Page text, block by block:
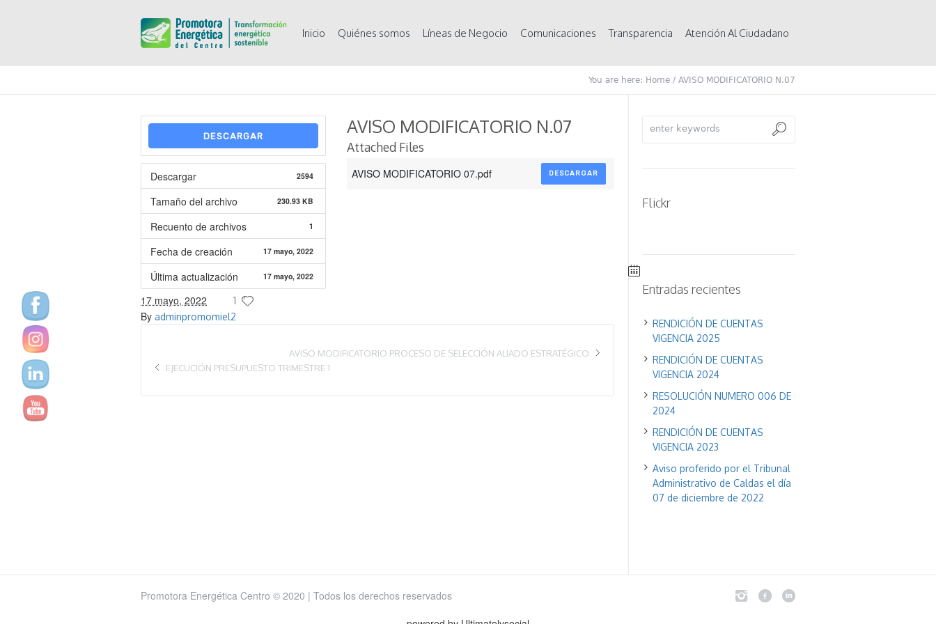
Inicio Quiénes somos Líneas de Negocio Comunicaciones Transparencia Atención Al Ciudadano
You are here: Home / AVISO MODIFICATORIO N.07
DESCARGAR
Descargar 2594
Tamaño del archivo 230.93 KB
Recuento de archivos 1
Fecha de creación 17 mayo, 2022
Última actualización 17 mayo, 2022
AVISO MODIFICATORIO N.07
Attached Files
AVISO MODIFICATORIO 07.pdf DESCARGAR
17 mayo, 2022 1
By adminpromomiel2
AVISO MODIFICATORIO PROCESO DE SELECCIÓN ALIADO ESTRATÉGICO
EJECUCIÓN PRESUPUESTO TRIMESTRE 1
Flickr
Entradas recientes
RENDICIÓN DE CUENTAS
VIGENCIA 2025
RENDICIÓN DE CUENTAS
VIGENCIA 2024
RESOLUCIÓN NUMERO 006 DE
2024
RENDICIÓN DE CUENTAS
VIGENCIA 2023
Aviso proferido por el Tribunal
Administrativo de Caldas el día
07 de diciembre de 2022
Promotora Energética Centro © 2020 | Todos los derechos reservados